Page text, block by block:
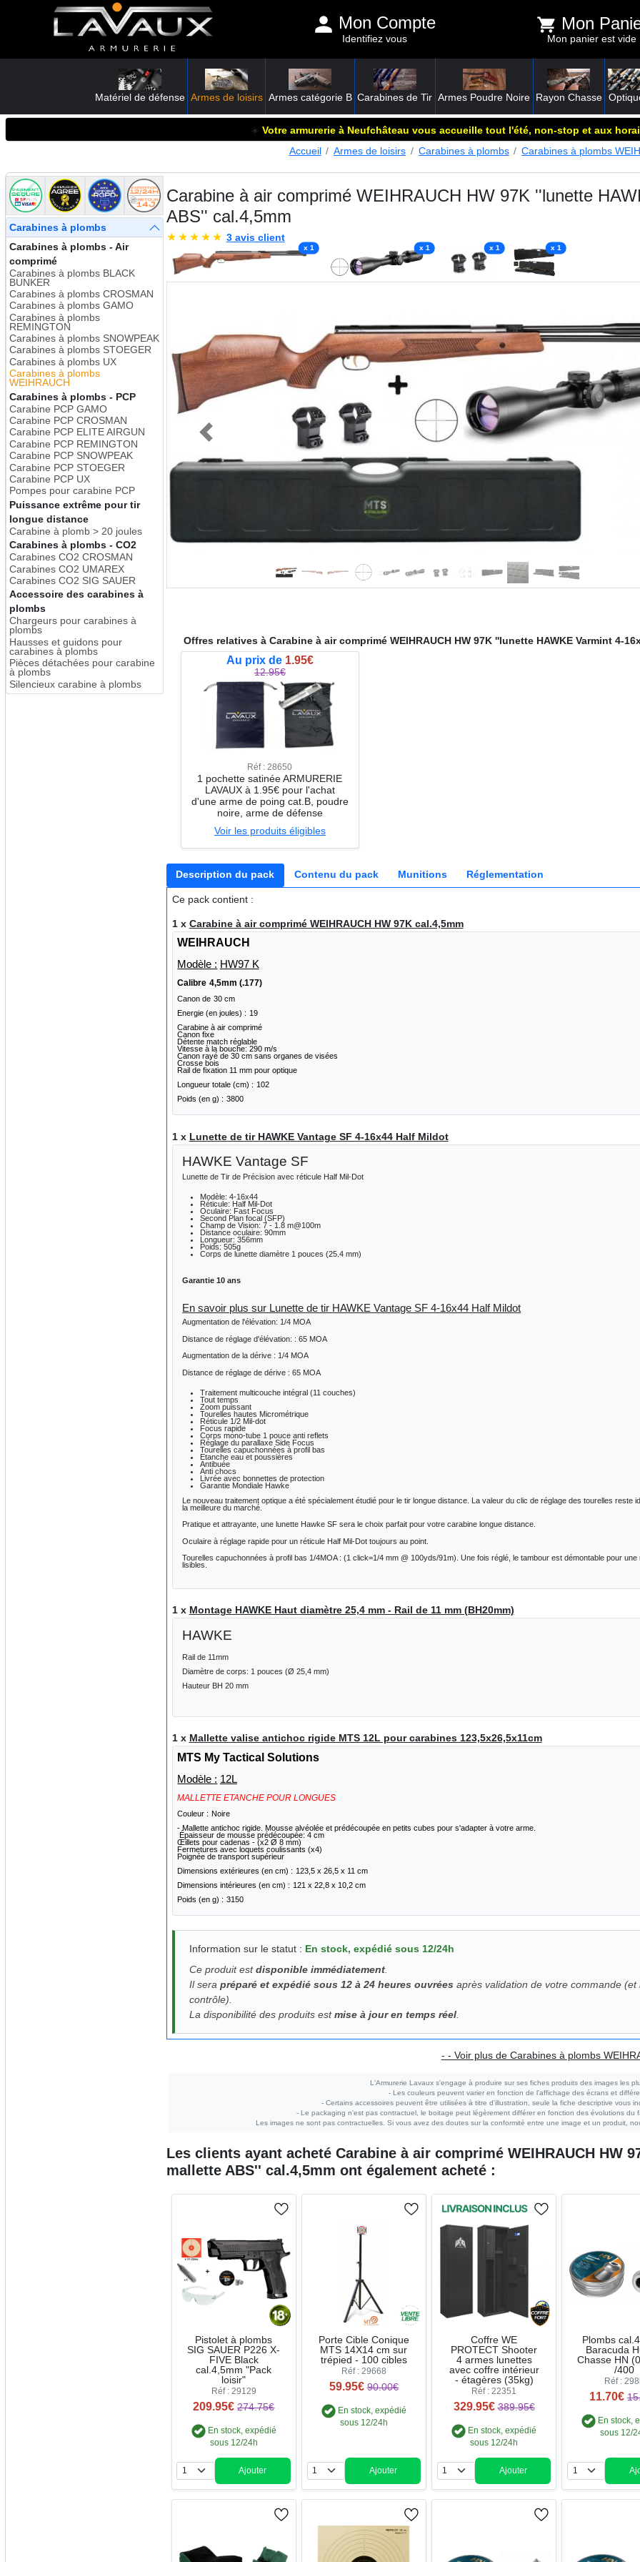
Mon Compte
Identifiez vous
Mon
Mon panier est vide
Matériel de défense Armes de loisirs Armes catégorie B Carabines de Tir Armes Poudre Noire Rayon Chasse
☀️ Votre armurerie à Neufchâteau vous accueille tout l'été, non-stop et aux
Accueil
Armes de loisirs Carabines à plombs Carabines à plombs
Carabines à plombs
Carabines à plombs - Air
comprimé
Carabines à plombs BLACK
BUNKER
Carabines à plombs CROSMAN
Carabines à plombs GAMO
Carabines à plombs
REMINGTON
Carabines à plombs SNOWPEAK
Carabines à plombs STOEGER
Carabines à plombs UX
Carabines à plombs
WEIHRAUCH
Carabines à plombs - PCP
Carabine PCP GAMO
Carabine PCP CROSMAN
Carabine PCP ELITE AIRGUN
Carabine PCP REMINGTON
Carabine PCP SNOWPEAK
Carabine PCP STOEGER
Carabine PCP UX
Pompes pour carabine PCP
Puissance extrême pour tir
longue distance
Carabine à plomb > 20 joules
Carabines à plombs - CO2
Carabines CO2 CROSMAN
Carabines CO2 UMAREX
Carabines CO2 SIG SAUER
Accessoire des carabines à
plombs
Chargeurs pour carabines à
plombs
Hausses et guidons pour
carabines à plombs
Pièces détachées pour carabine
à plombs
Silencieux carabine à plombs
Carabine à air comprimé WEIHRAUCH HW 97K ''lunette
ABS'' cal.4,5mm
★ ★ ★ ★ ★ 3 avis client
x 1 x 1 x 1 x 1
Previous
Offres relatives à Carabine à air comprimé WEIHRAUCH HW 97K ''lunette HAWKE Varmint 4-
Au prix de 1.95€
12.95€
Réf : 28650
1 pochette satinée ARMURERIE
LAVAUX à 1.95€ pour l'achat
d'une arme de poing cat.B, poudre
noire, arme de défense
Voir les produits éligibles
Description du pack Contenu du pack Munitions Réglementation
Ce pack contient :
1 x Carabine à air comprimé WEIHRAUCH HW 97K cal.4,5mm
WEIHRAUCH
Modèle : HW97 K
Calibre 4,5mm (.177)
Canon de 30 cm
Energie (en joules) : 19
Carabine à air comprimé
Canon fixe
Détente match réglable
Vitesse à la bouche: 290 m/s
Canon rayé de 30 cm sans organes de visées
Crosse bois
Rail de fixation 11 mm pour optique
Longueur totale (cm) : 102
Poids (en g) : 3800
1 x Lunette de tir HAWKE Vantage SF 4-16x44 Half Mildot
HAWKE Vantage SF
Lunette de Tir de Précision avec réticule Half Mil-Dot
Modèle: 4-16x44
Réticule: Half Mil-Dot
Oculaire: Fast Focus
Second Plan focal (SFP)
Champ de Vision: 7 - 1.8 m@100m
Distance oculaire: 90mm
Longueur: 356mm
Poids: 505g
Corps de lunette diamètre 1 pouces (25.4 mm)
Garantie 10 ans
En savoir plus sur Lunette de tir HAWKE Vantage SF 4-16x44 Half Mildot
Augmentation de l'élévation: 1/4 MOA
Distance de réglage d'élévation: : 65 MOA
Augmentation de la dérive : 1/4 MOA
Distance de réglage de dérive : 65 MOA
Traitement multicouche intégral (11 couches)
Tout temps
Zoom puissant
Tourelles hautes Micrométrique
Réticule 1/2 Mil-dot
Focus rapide
Corps mono-tube 1 pouce anti reflets
Réglage du parallaxe Side Focus
Tourelles capuchonnées à profil bas
Etanche eau et poussières
Antibuée
Anti chocs
Livrée avec bonnettes de protection
Garantie Mondiale Hawke
Le nouveau traitement optique a été spécialement étudié pour le tir longue distance. La valeur du clic de réglage des tourelles
la meilleure du marché.
Pratique et attrayante, une lunette Hawke SF sera le choix parfait pour votre carabine longue distance.
Oculaire à réglage rapide pour un réticule Half Mil-Dot toujours au point.
Tourelles capuchonnées à profil bas 1/4MOA : (1 click=1/4 mm @ 100yds/91m). Une fois réglé, le tambour est démontable pour
lisibles.
1 x Montage HAWKE Haut diamètre 25,4 mm - Rail de 11 mm (BH20mm)
HAWKE
Rail de 11mm
Diamètre de corps: 1 pouces (Ø 25,4 mm)
Hauteur BH 20 mm
1 x Mallette valise antichoc rigide MTS 12L pour carabines 123,5x26,5x11cm
MTS My Tactical Solutions
Modèle : 12L
MALLETTE ETANCHE POUR LONGUES
Couleur : Noire
- Mallette antichoc rigide. Mousse alvéolée et prédécoupée en petits cubes pour s'adapter à votre arme.
Épaisseur de mousse prédécoupée: 4 cm
Œillets pour cadenas - (x2 Ø 8 mm)
Fermetures avec loquets coulissants (x4)
Poignée de transport supérieur
Dimensions extérieures (en cm) : 123,5 x 26,5 x 11 cm
Dimensions intérieures (en cm) : 121 x 22,8 x 10,2 cm
Poids (en g) : 3150
Information sur le statut : En stock, expédié sous 12/24h
Ce produit estdisponible immédiatement.
Il sera préparé et expédié sous 12 à 24 heures ouvréesaprès validation de votre commande
contrôle).
La disponibilité des produits estmise à jour en temps réel.
- - Voir plus de Carabines à plombs
L'Armurerie Lavaux s'engage à produire sur ses fiches produits des images les
- Les couleurs peuvent varier en fonction de l'affichage des écrans et
- Certains accessoires peuvent être utilisées à titre d'illustration, seule la fiche descriptive vous
- Le packaging n'est pas contractuel, le boitage peut légèrement différer en fonction des évolutions du
Les images ne sont pas contractuelles. Si vous avez des doutes sur la conformité entre une image et un produit,
Les clients ayant acheté Carabine à air comprimé WEIHRAUCH HW
mallette ABS'' cal.4,5mm ont également acheté :
Pistolet à plombs
SIG SAUER P226 X-
FIVE Black
cal.4,5mm "Pack
loisir"
Réf : 29129
209.95€ 274.75€
En stock, expédié
sous 12/24h
Quantité
Ajouter
Porte Cible Conique
MTS 14X14 cm sur
trépied - 100 cibles
Réf : 29668
59.95€ 90.00€
En stock, expédié
sous 12/24h
Quantité
Ajouter
Coffre WE
PROTECT Shooter
4 armes lunettes
avec coffre intérieur
- étagères (35kg)
Réf : 22351
329.95€ 389.95€
En stock, expédié
sous 12/24h
Quantité
Ajouter
Plombs
Baracuda
Chasse HN
/400
Réf :
11.70€
En stock,
sous 12/